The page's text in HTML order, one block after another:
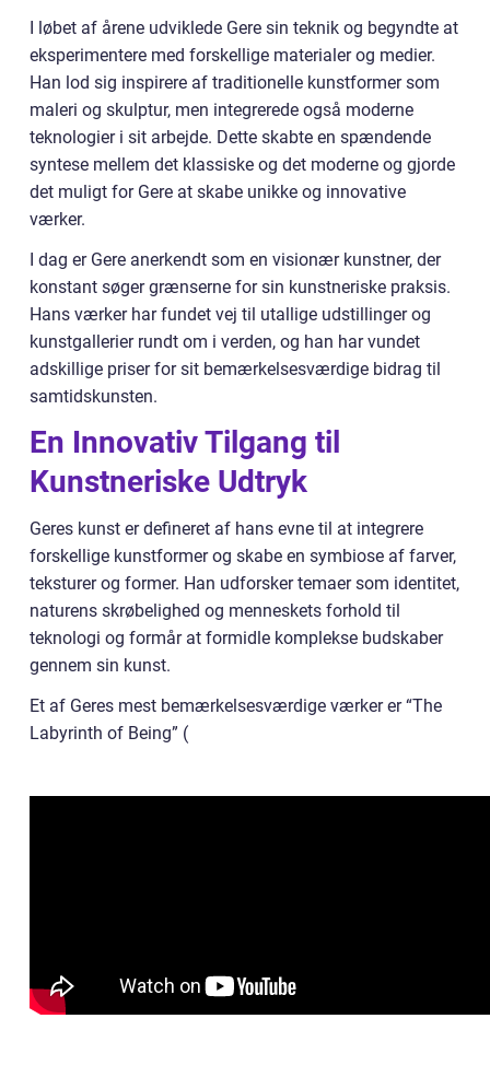
I løbet af årene udviklede Gere sin teknik og begyndte at
eksperimentere med forskellige materialer og medier.
Han lod sig inspirere af traditionelle kunstformer som
maleri og skulptur, men integrerede også moderne
teknologier i sit arbejde. Dette skabte en spændende
syntese mellem det klassiske og det moderne og gjorde
det muligt for Gere at skabe unikke og innovative
værker.
I dag er Gere anerkendt som en visionær kunstner, der
konstant søger grænserne for sin kunstneriske praksis.
Hans værker har fundet vej til utallige udstillinger og
kunstgallerier rundt om i verden, og han har vundet
adskillige priser for sit bemærkelsesværdige bidrag til
samtidskunsten.
En Innovativ Tilgang til
Kunstneriske Udtryk
Geres kunst er defineret af hans evne til at integrere
forskellige kunstformer og skabe en symbiose af farver,
teksturer og former. Han udforsker temaer som identitet,
naturens skrøbelighed og menneskets forhold til
teknologi og formår at formidle komplekse budskaber
gennem sin kunst.
Et af Geres mest bemærkelsesværdige værker er “The
Labyrinth of Being” (